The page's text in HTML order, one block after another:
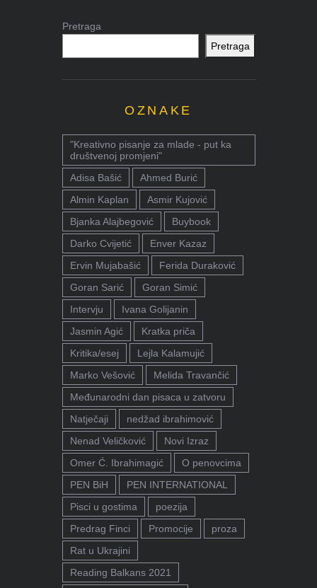
Pretraga
Pretraga
OZNAKE
"Kreativno pisanje za mlade - put ka
društvenoj promjeni"
Adisa Bašić
Ahmed Burić
Almin Kaplan
Asmir Kujović
Bjanka Alajbegović
Buybook
Darko Cvijetić
Enver Kazaz
Ervin Mujabašić
Ferida Duraković
Goran Sarić
Goran Simić
Intervju
Ivana Golijanin
Jasmin Agić
Kratka priča
Kritika/esej
Lejla Kalamujić
Marko Vešović
Melida Travančić
Međunarodni dan pisaca u zatvoru
Natječaji
nedžad ibrahimović
Nenad Veličković
Novi Izraz
Omer Ć. Ibrahimagić
O penovcima
PEN BiH
PEN INTERNATIONAL
Pisci u gostima
poezija
Predrag Finci
Promocije
proza
Rat u Ukrajini
Reading Balkans 2021